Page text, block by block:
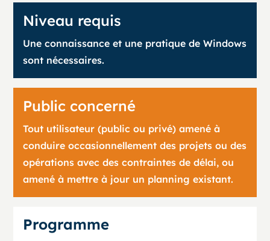
Niveau requis
Une connaissance et une pratique de Windows
sont nécessaires.
Public concerné
Tout utilisateur (public ou privé) amené à
conduire occasionnellement des projets ou des
opérations avec des contraintes de délai, ou
amené à mettre à jour un planning existant.
Programme